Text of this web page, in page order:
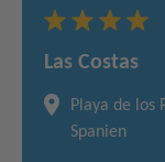
Las Costas
Playa de los
Spanien